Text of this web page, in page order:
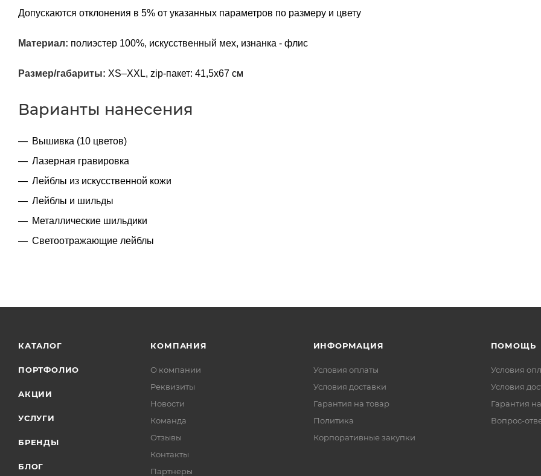
Допускаются отклонения в 5% от указанных параметров по размеру и цвету
Материал: полиэстер 100%, искусственный мех, изнанка - флис
Размер/габариты: XS–XXL, zip-пакет: 41,5х67 см
Варианты нанесения
Вышивка (10 цветов)
Лазерная гравировка
Лейблы из искусственной кожи
Лейблы и шильды
Металлические шильдики
Светоотражающие лейблы
КАТАЛОГ
ПОРТФОЛИО
АКЦИИ
УСЛУГИ
БРЕНДЫ
БЛОГ
КОМПАНИЯ
О компании
Реквизиты
Новости
Команда
Отзывы
Контакты
Партнеры
ИНФОРМАЦИЯ
Условия оплаты
Условия доставки
Гарантия на товар
Политика
Корпоративные закупки
ПОМОЩЬ
Условия
Условия
Гарантия
Вопрос-